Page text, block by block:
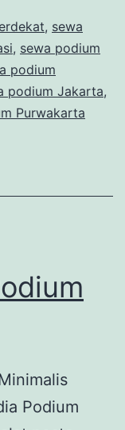
, sewa
, sewa podium
podium
podium Jakarta,
Purwakarta
Podium